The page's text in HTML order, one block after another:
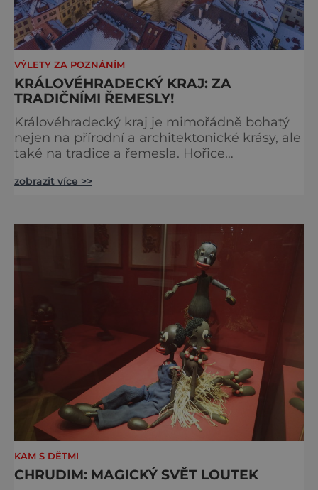
VÝLETY ZA POZNÁNÍM
KRÁLOVÉHRADECKÝ KRAJ: ZA
TRADIČNÍMI ŘEMESLY!
Královéhradecký kraj je mimořádně bohatý
nejen na přírodní a architektonické krásy, ale
také na tradice a řemesla. Hořice
kamenosochařskou tradicí, Dvůr Králové nad
Královéhradecký kraj má však mnohem víc
co nabídnout! Věděli jste třeba, že se na
východě Čech nachází unikátní 7 metr
zobrazit více >>
KAM S DĚTMI
CHRUDIM: MAGICKÝ SVĚT LOUTEK